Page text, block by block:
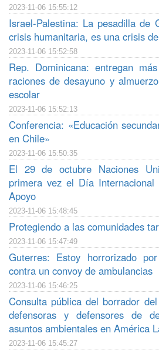
2023-11-06 15:55:12
Israel-Palestina: La pesadilla de
crisis humanitaria, es una crisis
2023-11-06 15:52:58
Rep. Dominicana: entregan
raciones de desayuno y
escolar
2023-11-06 15:52:13
Conferencia: «Educación
en Chile»
2023-11-06 15:50:35
El 29 de octubre Naciones
primera vez el Día
Apoyo
2023-11-06 15:48:45
Protegiendo a las comunidades
2023-11-06 15:47:49
Guterres: Estoy horrorizado
contra un convoy de ambulancias
2023-11-06 15:46:25
Consulta pública del borrador
defensoras y defensores de
asuntos ambientales en América
2023-11-06 15:45:27